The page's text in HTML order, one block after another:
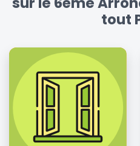
tout